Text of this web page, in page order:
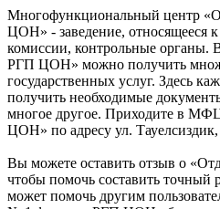
Многофункциональный центр
ЦОН» - заведение, относящееся
комиссии, контрольные
РГП ЦОН» можно получить
государственных услуг. Здесь
получить необходимые
многое другое. Приходите в
ЦОН» по адресу ул. Тауелсиздик,
Вы можете оставить отзыв о
чтобы помочь составить точный
может помочь другим